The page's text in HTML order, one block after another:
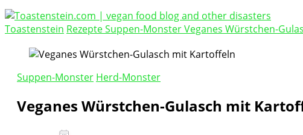
Toastenstein.com
Toastenstein RezepteSuppen-MonsterVeganes Würstchen-
Suppen-Monster Herd-Monster
Veganes Würstchen-Gulasch mit